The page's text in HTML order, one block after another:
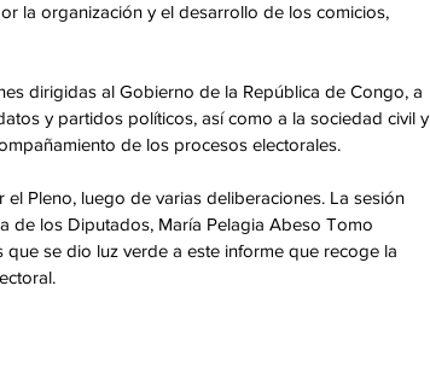
la organización y el desarrollo de los comicios,
dirigidas al Gobierno de la República de Congo, a
y partidos políticos, así como a la sociedad civil y
de los procesos electorales.
Pleno, luego de varias deliberaciones. La sesión
de los Diputados, María Pelagia Abeso Tomo
se dio luz verde a este informe que recoge la